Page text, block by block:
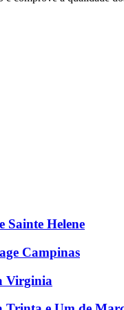
Sainte Helene
Campinas
Virginia